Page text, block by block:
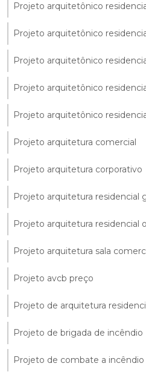
Projeto arquitetônico
Projeto arquitetônico
Projeto arquitetônico
Projeto arquitetônico
Projeto arquitetônico
Projeto arquitetura comercial
Projeto arquitetura corporativo
Projeto arquitetura residencial
Projeto arquitetura residencial
Projeto arquitetura sala
Projeto avcb preço
Projeto de arquitetura
Projeto de brigada de incêndio
Projeto de combate a incêndio